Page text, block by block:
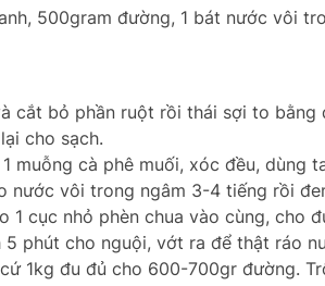
500gram đường, 1 bát nước vôi
cắt bỏ phần ruột rồi thái sợi to bằng
cho sạch.
muỗng cà phê muối, xóc đều, dùng
nước vôi trong ngâm 3-4 tiếng rồi
1 cục nhỏ phèn chua vào cùng, cho
5 phút cho nguội, vớt ra để thật ráo
1kg đu đủ cho 600-700gr đường.